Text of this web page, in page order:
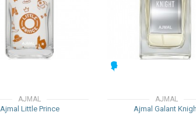
AJMAL
Ajmal Little Prince
AJMAL
Ajmal Galant